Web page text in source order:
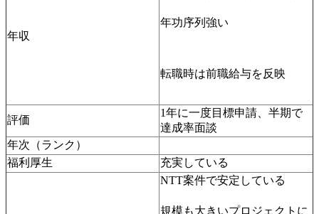
年収
年功序列強い
転職時は前職給与を反映
評価
1年に一度目標申請、半期で
達成率面談
年次（ランク）
福利厚生
充実している
NTT案件で安定している
規模も大きいプロジェクトに